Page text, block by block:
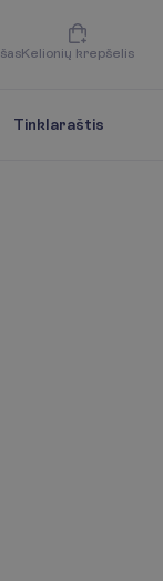
šasKelionių krepšelis
Tinklaraštis